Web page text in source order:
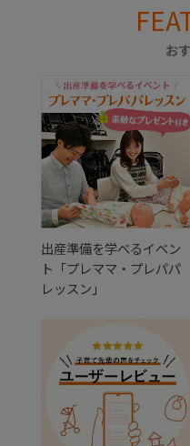
お
出産準備を学べるイベン
ト「プレママ・プレパパ
レッスン」